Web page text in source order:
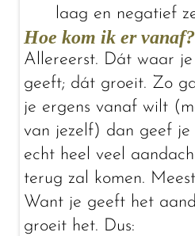
laag en negatief
Hoe kom ik er vanaf?
Allereerst. Dát waar
geeft; dát groeit. Zo
je ergens vanaf wilt
van jezelf) dan geef je
echt heel veel
terug zal komen.
Want je geeft het
groeit het. Dus: